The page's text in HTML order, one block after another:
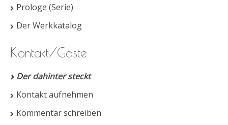
Prologe (Serie)
Der Werkkatalog
Kontakt/Gäste
Der dahinter steckt
Kontakt aufnehmen
Kommentar schreiben